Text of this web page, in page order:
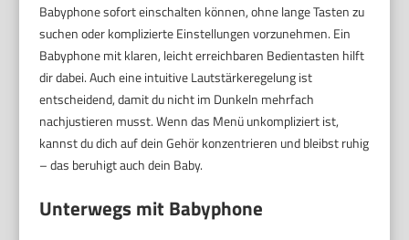
Babyphone sofort einschalten können, ohne lange Tasten zu
suchen oder komplizierte Einstellungen vorzunehmen. Ein
Babyphone mit klaren, leicht erreichbaren Bedientasten hilft
dir dabei. Auch eine intuitive Lautstärkeregelung ist
entscheidend, damit du nicht im Dunkeln mehrfach
nachjustieren musst. Wenn das Menü unkompliziert ist,
kannst du dich auf dein Gehör konzentrieren und bleibst ruhig
– das beruhigt auch dein Baby.
Unterwegs mit Babyphone